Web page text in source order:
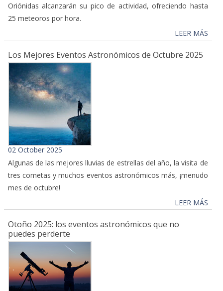
Oriónidas alcanzarán su pico de actividad, ofreciendo hasta
25 meteoros por hora.
LEER MÁS
Los Mejores Eventos Astronómicos de Octubre 2025
02 October 2025
Algunas de las mejores lluvias de estrellas del año, la visita de
tres cometas y muchos eventos astronómicos más, ¡menudo
mes de octubre!
LEER MÁS
Otoño 2025: los eventos astronómicos que no
puedes perderte